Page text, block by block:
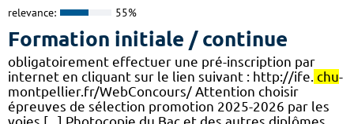
relevance: 55%
Formation initiale / continue
obligatoirement effectuer une pré-inscription par
internet en cliquant sur le lien suivant : http://ife. chu-
montpellier.fr/WebConcours/ Attention choisir
épreuves de sélection promotion 2025-2026 par les